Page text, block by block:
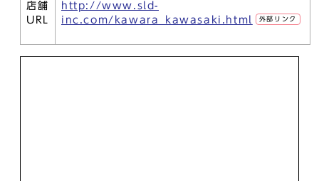
店舗
URL
http://www.sld-
inc.com/kawara_kawasaki.html
外部リンク